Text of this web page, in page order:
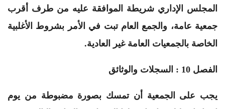
المجلس الإداري شريطة الموافقة عليه من طرف أقرب
جمعية عامة، والجمع العام تبت في الأمر بشروط الأغلبية
الخاصة بالجمعيات العامة غير العادية.
الفصل 10 : السجلات والوثائق
يجب على الجمعية أن تمسك بصورة مضبوطة من يوم